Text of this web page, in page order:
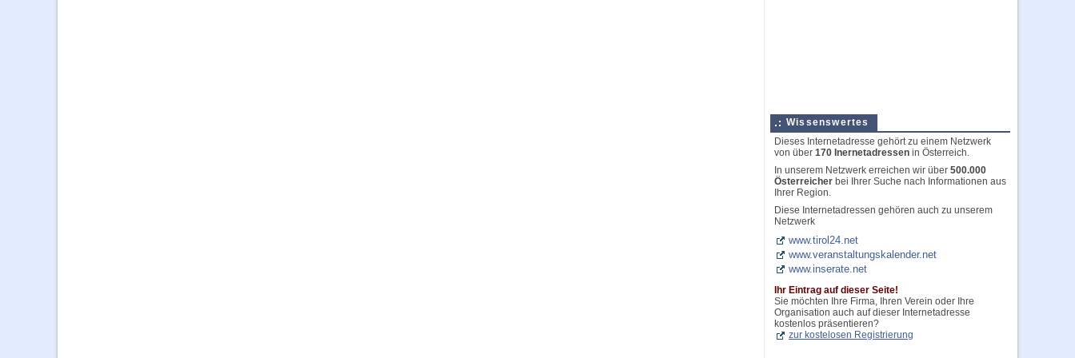
Wissenswertes
Dieses Internetadresse gehört zu einem Netzwerk
von über 170 Inernetadressen in Österreich.
In unserem Netzwerk erreichen wir über 500.000
Österreicher bei Ihrer Suche nach Informationen aus
Ihrer Region.
Diese Internetadressen gehören auch zu unserem
Netzwerk
www.tirol24.net
www.veranstaltungskalender.net
www.inserate.net
Ihr Eintrag auf dieser Seite!
Sie möchten Ihre Firma, Ihren Verein oder Ihre
Organisation auch auf dieser Internetadresse
kostenlos präsentieren?
zur kostelosen Registrierung